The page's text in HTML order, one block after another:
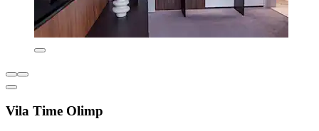
Vila Time Olimp